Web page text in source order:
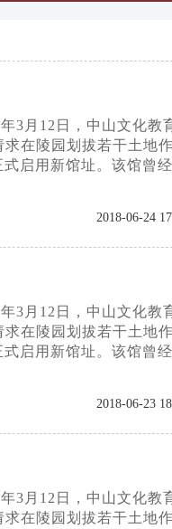
3月12日，中山文化教
在陵园划拔若干土地
启用新馆址。该馆曾
2018-06-24
3月12日，中山文化教
在陵园划拔若干土地
启用新馆址。该馆曾
2018-06-23
3月12日，中山文化教
在陵园划拔若干土地